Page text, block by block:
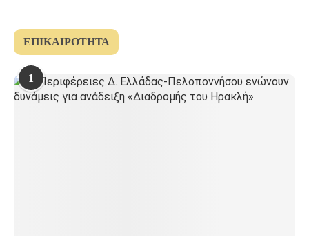
ΕΠΙΚΑΙΡΌΤΗΤΑ
1